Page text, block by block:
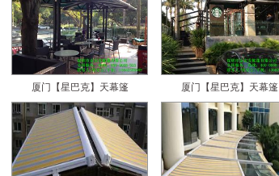
厦门【星巴克】天幕篷 厦门【星巴克】天幕篷